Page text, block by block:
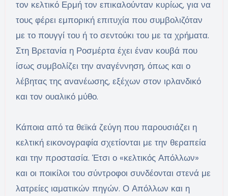
τον κελτικό Ερμή τον επικαλούνταν κυρίως, για να
τους φέρει εμπορική επιτυχία που συμβολιζόταν
με το πουγγί του ή το σεντούκι του με τα χρήματα.
Στη Βρετανία η Ροσμέρτα έχει έναν κουβά που
ίσως συμβολίζει την αναγέννηση, όπως και ο
λέβητας της ανανέωσης, εξέχων στον ιρλανδικό
και τον ουαλικό μύθο.
Κάποια από τα θεϊκά ζεύγη που παρουσιάζει η
κελτική εικονογραφία σχετίονται με την θεραπεία
και την προστασία. Έτσι ο «κελτικός Απόλλων»
και οι ποικίλοι του σύντροφοι συνδέονται στενά με
λατρείες ιαματικών πηγών. Ο Απόλλων και η